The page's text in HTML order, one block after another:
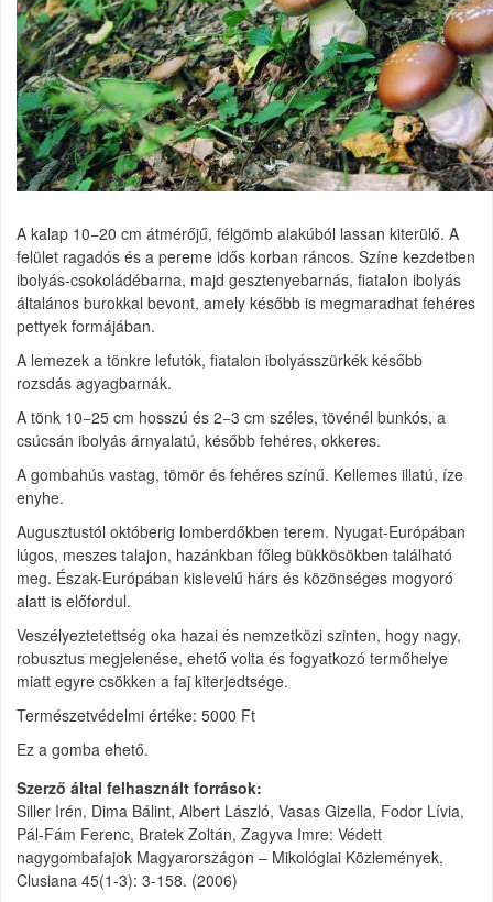
A kalap 10−20 cm átmérőjű, félgömb alakúból lassan kiterülő. A
felület ragadós és a pereme idős korban ráncos. Színe kezdetben
ibolyás-csokoládébarna, majd gesztenyebarnás, fiatalon ibolyás
általános burokkal bevont, amely később is megmaradhat fehéres
pettyek formájában.
A lemezek a tönkre lefutók, fiatalon ibolyásszürkék később
rozsdás agyagbarnák.
A tönk 10−25 cm hosszú és 2−3 cm széles, tövénél bunkós, a
csúcsán ibolyás árnyalatú, később fehéres, okkeres.
A gombahús vastag, tömör és fehéres színű. Kellemes illatú, íze
enyhe.
Augusztustól októberig lomberdőkben terem. Nyugat-Európában
lúgos, meszes talajon, hazánkban főleg bükkösökben található
meg. Észak-Európában kislevelű hárs és közönséges mogyoró
alatt is előfordul.
Veszélyeztetettség oka hazai és nemzetközi szinten, hogy nagy,
robusztus megjelenése, ehető volta és fogyatkozó termőhelye
miatt egyre csökken a faj kiterjedtsége.
Természetvédelmi értéke: 5000 Ft
Ez a gomba ehető.
Szerző által felhasznált források
Siller Irén, Dima Bálint, Albert László, Vasas Gizella, Fodor Lívia,
Pál-Fám Ferenc, Bratek Zoltán, Zagyva Imre: Védett
nagygombafajok Magyarországon – Mikológiai Közlemények,
Clusiana 45(1-3): 3-158. (2006)